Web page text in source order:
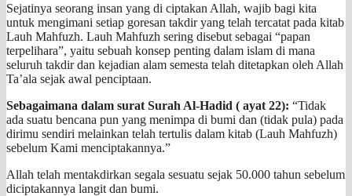
Sejatinya seorang insan yang di ciptakan Allah, wajib bagi kita
untuk mengimani setiap goresan takdir yang telah tercatat pada kitab
Lauh Mahfuzh. Lauh Mahfuzh sering disebut sebagai “papan
terpelihara”, yaitu sebuah konsep penting dalam islam di mana
seluruh takdir dan kejadian alam semesta telah ditetapkan oleh Allah
Ta’ala sejak awal penciptaan.
Sebagaimana dalam surat Surah Al-Hadid ( ayat 22): “Tidak
ada suatu bencana pun yang menimpa di bumi dan (tidak pula) pada
dirimu sendiri melainkan telah tertulis dalam kitab (Lauh Mahfuzh)
sebelum Kami menciptakannya.”
Allah telah mentakdirkan segala sesuatu sejak 50.000 tahun sebelum
diciptakannya langit dan bumi.